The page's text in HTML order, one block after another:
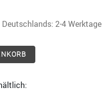
2-4 Werktage